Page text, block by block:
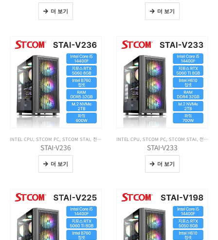
더 보기 더 보기
INTEL CPU, STCOM PC, STCOM STAI, 전체 제품보기
STAI-V236
더 보기
INTEL CPU, STCOM PC, STCOM STAI, 전체 제품보기
STAI-V233
더 보기